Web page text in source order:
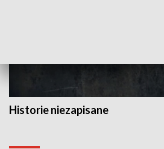
Historie niezapisane